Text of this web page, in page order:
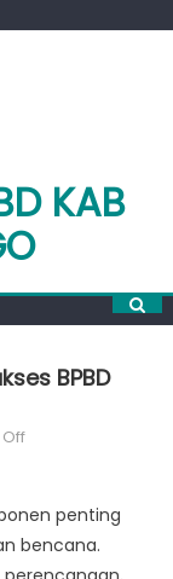
KAB
BPBD
on
Kunci
Sukses
BPBD
penting
bencana.